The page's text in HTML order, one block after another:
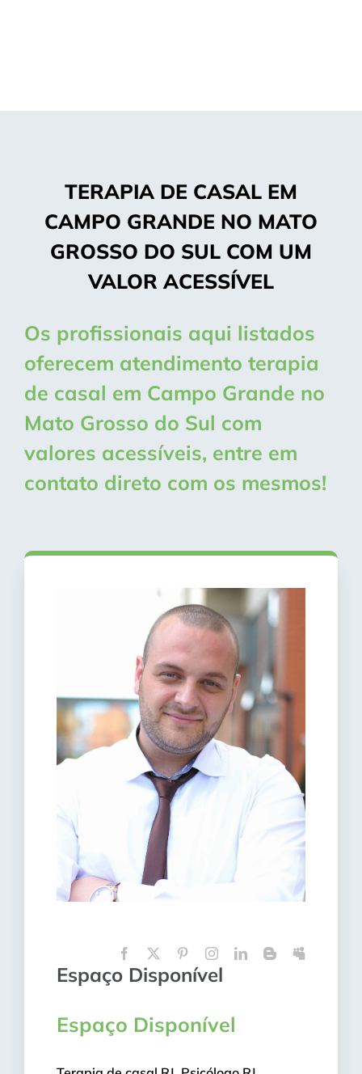
TERAPIA DE CASAL EM
CAMPO GRANDE NO MATO
GROSSO DO SUL COM UM
VALOR ACESSÍVEL
Os profissionais aqui listados
oferecem atendimento terapia
de casal em Campo Grande no
Mato Grosso do Sul com
valores acessíveis, entre em
contato direto com os mesmos!
Espaço Disponível
Espaço Disponível